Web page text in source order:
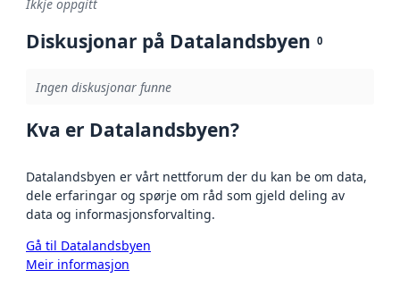
Ikkje oppgitt
Diskusjonar på Datalandsbyen 0
Ingen diskusjonar funne
Kva er Datalandsbyen?
Datalandsbyen er vårt nettforum der du kan be om data,
dele erfaringar og spørje om råd som gjeld deling av
data og informasjonsforvalting.
Gå til Datalandsbyen
Meir informasjon